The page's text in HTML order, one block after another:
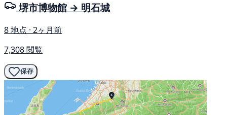
堺市博物館 → 明石城
8 地点 · 2ヶ月前
7,308 閲覧
保存